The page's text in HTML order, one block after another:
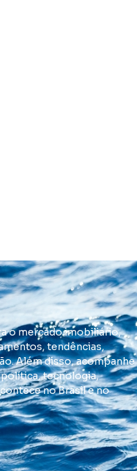
o mercado imobiliário,
tendências,
Além disso, acompanhe
tecnologia,
no Brasil e no